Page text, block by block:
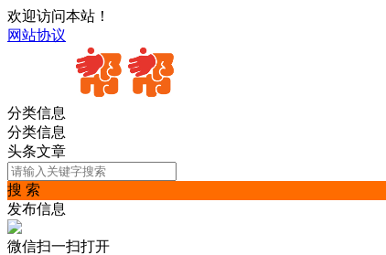
欢迎访问本站！
网站协议
分类信息
分类信息
头条文章
搜 索
发布信息
微信扫一扫打开